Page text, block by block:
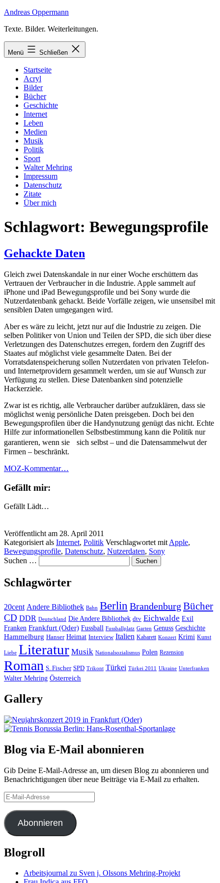
Zum
springen
Andreas Oppermann
Texte. Bilder. Weiterleitungen.
Menü Schließen
Startseite
Acryl
Bilder
Bücher
Geschichte
Internet
Leben
Medien
Musik
Politik
Sport
Walter Mehring
Impressum
Datenschutz
Zitate
Über mich
Schlagwort: Bewegungsprofile
Gehackte Daten
Gleich zwei Datenskandale in nur einer Woche erschüttern das
Vertrauen der Verbraucher in die Industrie. Apple sammelt auf
iPhone und iPad Bewegungsprofile und bei Sony wurde die
Nutzerdatenbank gehackt. Beide Vorfälle zeigen, wie unsensibel mit
sensiblen Daten umgegangen wird.
Aber es wäre zu leicht, jetzt nur auf die Industrie zu zeigen. Die
selben Politiker von Union und Teilen der SPD, die sich über diese
Verletzungen des Datenschutzes erregen, fordern den Zugriff des
Staates auf möglichst viele gesammelte Daten. Bei der
Vorratsdatenspeicherung sollen Nutzerdaten von privaten Telefon-
und Internetprovidern gesammelt werden, um sie auf Wunsch zur
Verfügung zu stellen. Diese Datenbanken sind potenzielle
Hackerziele.
Zwar ist es richtig, alle Verbraucher darüber aufzuklären, dass sie
möglichst wenig persönliche Daten preisgeben. Doch bei den
Bewegungsprofilen über die Handynutzung genügt das nicht. Echte
Hilfe zur informationellen Selbstbestimmung kann die Politik nur
garantieren, wenn sie sich selbst – und die Datensammelwut der
Firmen – beschränkt.
MOZ-Kommentar…
Gefällt mir:
Gefällt Lädt…
Veröffentlicht am 28. April 2011
Kategorisiert als Internet, Politik Verschlagwortet mit Apple,
Bewegungsprofile, Datenschutz, Nutzerdaten, Sony
Suchen …
Schlagwörter
20cent Andere Bibliothek Bahn Berlin Brandenburg Bücher
CD DDR Deutschland Die Andere Bibliothek dtv Eichwalde Exil
Franken Frankfurt (Oder) Fussball Fussballplatz Garten Genuss Geschichte
Hammelburg Hanser Heimat Interview Italien Kabarett Konzert Krimi Kunst
Liebe Literatur Musik Nationalsozialismus Polen Rezension
Roman S. Fischer SPD Trikont Türkei Türkei 2011 Ukraine Unterfranken
Walter Mehring Österreich
Gallery
Blog via E-Mail abonnieren
Gib Deine E-Mail-Adresse an, um diesen Blog zu abonnieren und
Benachrichtigungen über neue Beiträge via E-Mail zu erhalten.
E-
Mail-
Adresse
Abonnieren
Blogroll
Arbeitsjournal zu Sven j. Olssons Mehring-Projekt